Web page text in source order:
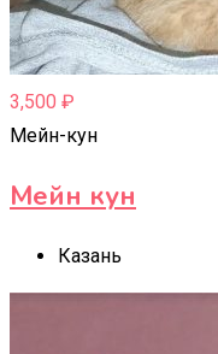
3,500 ₽
Мейн-кун
Мейн кун
Казань